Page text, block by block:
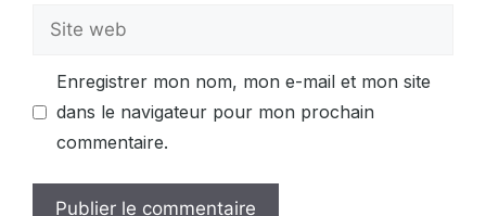
Site
Enregistrer mon nom, mon e-mail et mon site
dans le navigateur pour mon prochain
commentaire.